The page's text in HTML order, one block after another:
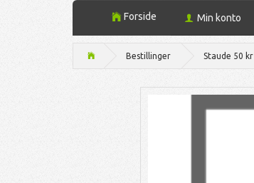
Forside Min konto
Bestillinger Staude 50 kr